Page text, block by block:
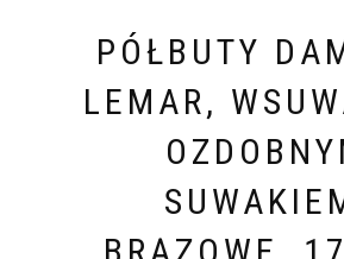
PÓŁBUTY
LEMAR,